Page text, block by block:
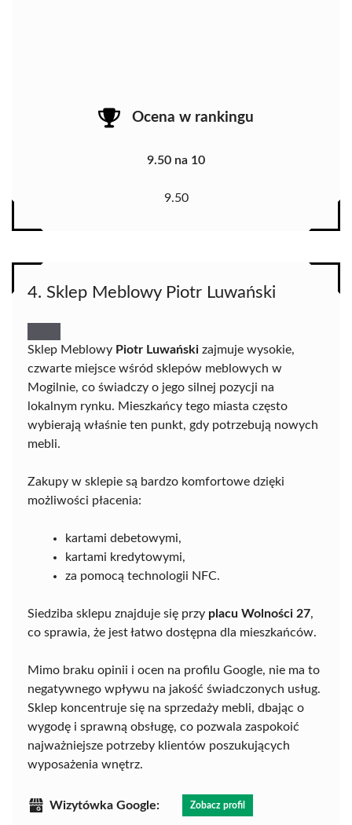
Ocena w rankingu
9.50 na 10
9.50
4. Sklep Meblowy Piotr Luwański
Sklep Meblowy Piotr Luwański zajmuje wysokie,
czwarte miejsce wśród sklepów meblowych w
Mogilnie, co świadczy o jego silnej pozycji na
lokalnym rynku. Mieszkańcy tego miasta często
wybierają właśnie ten punkt, gdy potrzebują nowych
mebli.
Zakupy w sklepie są bardzo komfortowe dzięki
możliwości płacenia:
kartami debetowymi,
kartami kredytowymi,
za pomocą technologii NFC.
Siedziba sklepu znajduje się przy placu Wolności 27,
co sprawia, że jest łatwo dostępna dla mieszkańców.
Mimo braku opinii i ocen na profilu Google, nie ma to
negatywnego wpływu na jakość świadczonych usług.
Sklep koncentruje się na sprzedaży mebli, dbając o
wygodę i sprawną obsługę, co pozwala zaspokoić
najważniejsze potrzeby klientów poszukujących
wyposażenia wnętrz.
Wizytówka Google: Zobacz profil